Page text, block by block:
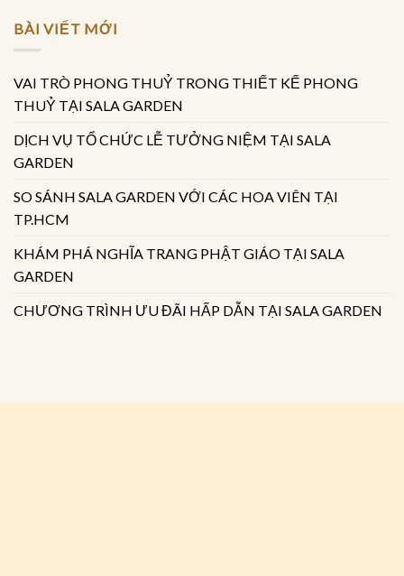
BÀI VIẾT MỚI
VAI TRÒ PHONG THUỶ TRONG THIẾT KẾ PHONG
THUỶ TẠI SALA GARDEN
DỊCH VỤ TỔ CHỨC LỄ TƯỞNG NIỆM TẠI SALA
GARDEN
SO SÁNH SALA GARDEN VỚI CÁC HOA VIÊN TẠI
TP.HCM
KHÁM PHÁ NGHĨA TRANG PHẬT GIÁO TẠI SALA
GARDEN
CHƯƠNG TRÌNH ƯU ĐÃI HẤP DẪN TẠI SALA GARDEN